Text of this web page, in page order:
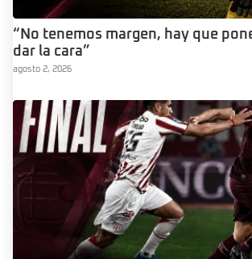
“No tenemos margen, hay que
dar la cara”
agosto 2, 2026